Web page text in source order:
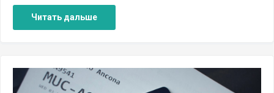
Читать дальше